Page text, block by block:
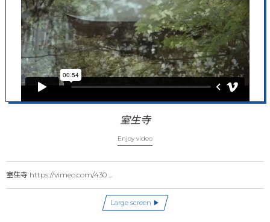
室生寺
Enjoy video
室生寺 https://vimeo.com/430 ...
Large screen ▶